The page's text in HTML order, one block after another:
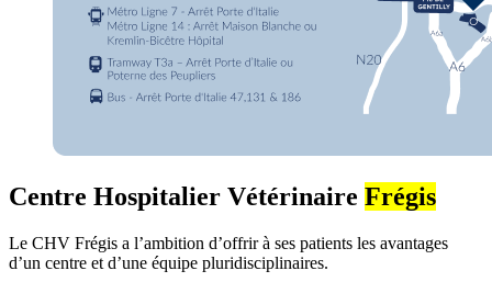
Centre Hospitalier Vétérinaire Frégis
Le CHV Frégis a l’ambition d’offrir à ses patients les avantages
d’un centre et d’une équipe pluridisciplinaires.